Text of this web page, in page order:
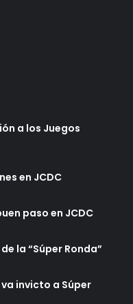
a los Juegos
en JCDC
paso en JCDC
la “Súper Ronda”
invicto a Súper